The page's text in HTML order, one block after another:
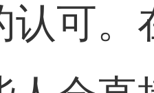
可。